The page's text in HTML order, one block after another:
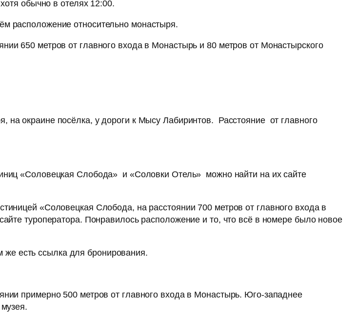
обычно в отелях 12:00.
расположение относительно монастыря.
650 метров от главного входа в Монастырь и 80 метров от Монастырского
на окраине посёлка, у дороги к Мысу Лабиринтов. Расстояние от главного
«Соловецкая Слобода» и «Соловки Отель» можно найти на их сайте
«Соловецкая Слобода, на расстоянии 700 метров от главного входа в
туроператора. Понравилось расположение и то, что всё в номере было новое
же есть ссылка для бронирования.
примерно 500 метров от главного входа в Монастырь. Юго-западнее